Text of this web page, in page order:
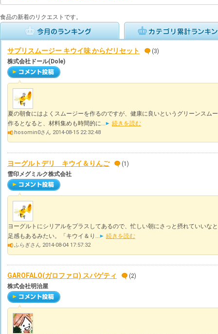
食品の新着のリクエストです。
サプリスムージー キウイ味 からだリセット
(3)
株式会社ドール(Dole)
夏の朝食にはよくスムージーを作るのですが、健康に良いというグリーンスム
作るとなると、材料集めも時間的に...
続きを読む
hosomin0さん 2014-08-15 22:32:48
ヨーグルトデリ キウイ＆りんご
(1)
雪印メグミルク株式会社
ヨーグルトにシリアルをプラスしてあるので、忙しい朝にさっと摂れていいな
足感もあるみたい。「キウイ＆り...
続きを読む
ふらぎさん 2014-08-04 17:57:32
GAROFALO(ガロファロ) スパゲティ
(2)
株式会社明治屋